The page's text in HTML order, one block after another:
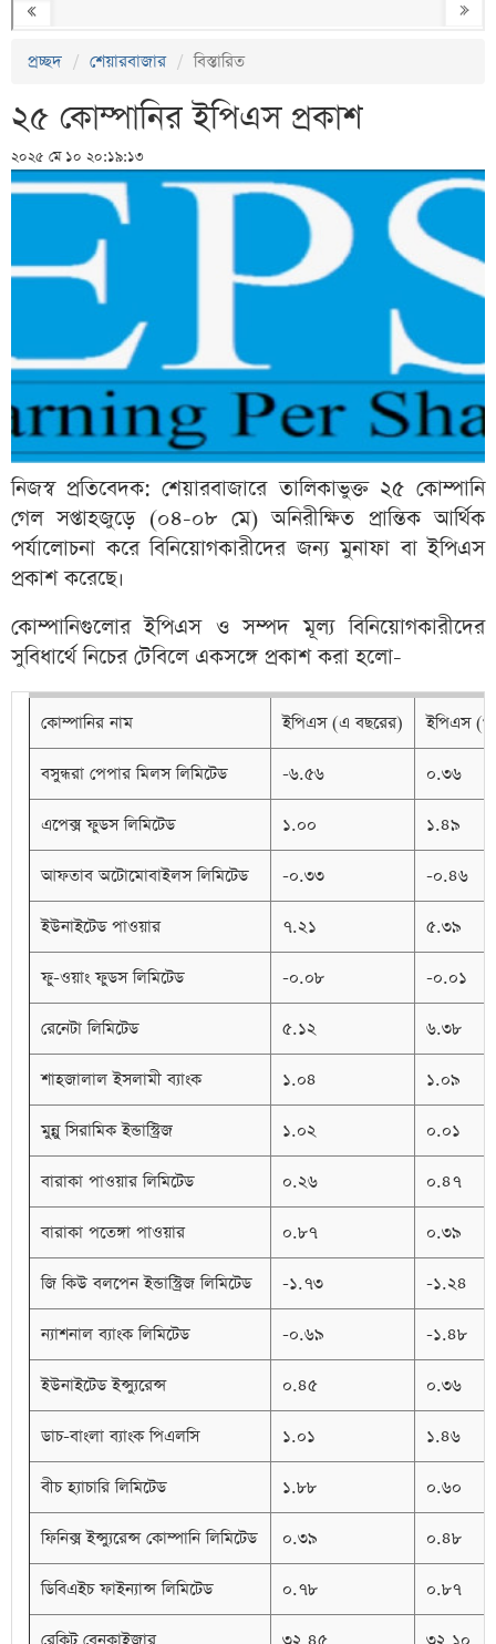
প্রচ্ছদ শেয়ারবাজার বিস্তারিত
২৫ কোম্পানির ইপিএস প্রকাশ
২০২৫ মে ১০ ২০:১৯:১৩
নিজস্ব প্রতিবেদক: শেয়ারবাজারে তালিকাভুক্ত ২৫ কোম্পানি
গেল সপ্তাহজুড়ে (০৪-০৮ মে) অনিরীক্ষিত প্রান্তিক আর্থিক
পর্যালোচনা করে বিনিয়োগকারীদের জন্য মুনাফা বা ইপিএস
প্রকাশ করেছে।
কোম্পানিগুলোর ইপিএস ও সম্পদ মূল্য বিনিয়োগকারীদের
সুবিধার্থে নিচের টেবিলে একসঙ্গে প্রকাশ করা হলো-
কোম্পানির নাম ইপিএস (এ বছরের) ইপিএস
বসুন্ধরা পেপার মিলস লিমিটেড -৬.৫৬ ০.৩৬
এপেক্স ফুডস লিমিটেড ১.০০ ১.৪৯
আফতাব অটোমোবাইলস লিমিটেড -০.৩৩ -০.৪৬
ইউনাইটেড পাওয়ার ৭.২১ ৫.৩৯
ফু-ওয়াং ফুডস লিমিটেড -০.০৮ -০.০১
রেনেটা লিমিটেড ৫.১২ ৬.৩৮
শাহজালাল ইসলামী ব্যাংক ১.০৪ ১.০৯
মুন্নু সিরামিক ইন্ডাস্ট্রিজ ১.০২ ০.০১
বারাকা পাওয়ার লিমিটেড ০.২৬ ০.৪৭
বারাকা পতেঙ্গা পাওয়ার ০.৮৭ ০.৩৯
জি কিউ বলপেন ইন্ডাস্ট্রিজ লিমিটেড -১.৭৩ -১.২৪
ন্যাশনাল ব্যাংক লিমিটেড -০.৬৯ -১.৪৮
ইউনাইটেড ইন্স্যুরেন্স ০.৪৫ ০.৩৬
ডাচ-বাংলা ব্যাংক পিএলসি ১.০১ ১.৪৬
বীচ হ্যাচারি লিমিটেড ১.৮৮ ০.৬০
ফিনিক্স ইন্স্যুরেন্স কোম্পানি লিমিটেড ০.৩৯ ০.৪৮
ডিবিএইচ ফাইন্যান্স লিমিটেড ০.৭৮ ০.৮৭